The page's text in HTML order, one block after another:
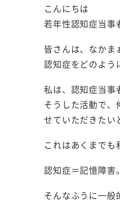
こんにちは
若年性認知症当事
皆さんは、なかま
認知症をどのよう
私は、認知症当事
そうした活動で、
せていただきたい
これはあくまでも
認知症＝記憶障害。
そんなふうに一般